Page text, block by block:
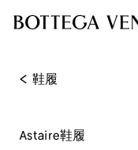
< 鞋履
Astaire鞋履